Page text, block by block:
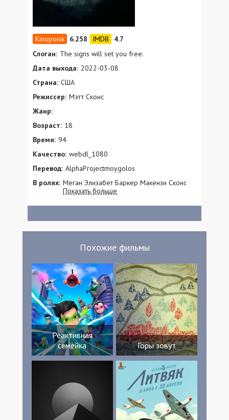
6.258
4.7
Слоган: The signs will set you free.
Дата выхода: 2022-03-08
Страна: США
Режиссер: Мэтт Сконс
Жанр:
Возраст: 18
Время: 94
Качество: webdl_1080
Перевод: AlphaProjectmoygolos
В ролях: Меган Элизабет Баркер Макензи Сконс
Дэниэл О’Рейли Райан Коз Д.Т. Карни
Cathey Джим Так Samantha Wolf Jeana V.
Jacqueline Connors Connor Craven Paul J
Curtis Bustamante Clifton Flowers Dominic
St Clair Luke Rye Mark Hoffman Kiannah
Vasquez Charles Miguel Seth Altimus
Daniel Siqueiros Gerald Beardsley Karen
Tweedy Rachelle Bedwell Майкл Р. Твиди
Diane Altimus
Показать больше
Похожие фильмы
Реактивная
семейка
Горы зовут